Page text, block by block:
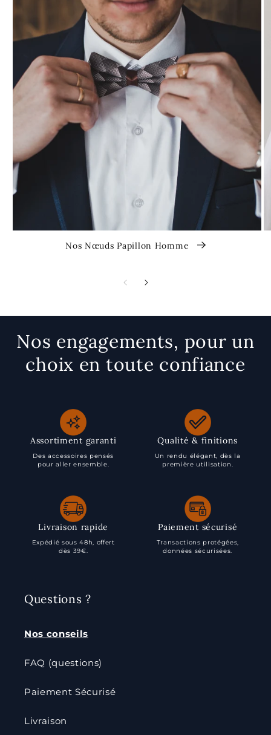
Nos Nœuds Papillon Homme
Nos engagements, pour un
choix en toute confiance
Assortiment garanti
Des accessoires pensés
pour aller ensemble.
Qualité & finitions
Un rendu élégant, dès la
première utilisation.
Livraison rapide
Expédié sous 48h, offert
dès 39€.
Paiement sécurisé
Transactions protégées,
données sécurisées.
Questions ?
Nos conseils
FAQ (questions)
Paiement Sécurisé
Livraison